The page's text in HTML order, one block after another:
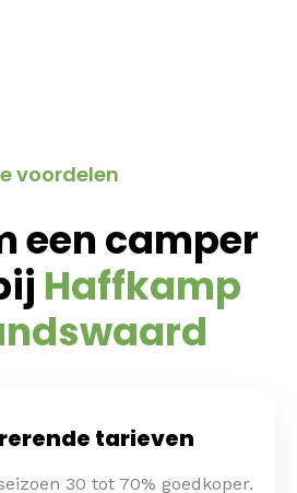
voordelen
een camper
Haffkamp
tarieven
30 tot 70% goedkoper.